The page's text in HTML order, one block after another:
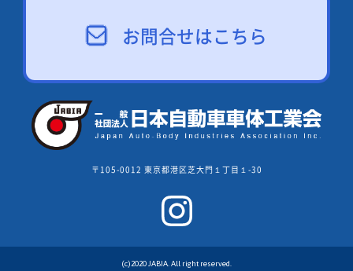
お問合せはこちら
〒105-0012 東京都港区芝大門１丁目１-30
(c)2020 JABIA. All right reserved.